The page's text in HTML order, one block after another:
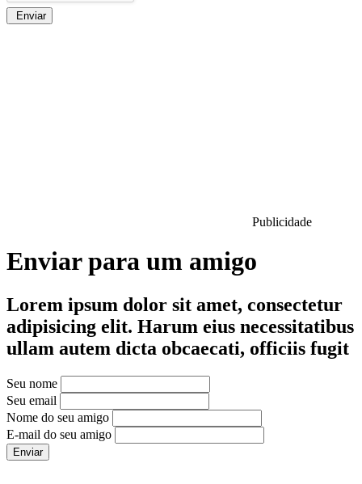
Enviar
Publicidade
Enviar para um amigo
Lorem ipsum dolor sit amet, consectetur
adipisicing elit. Harum eius necessitatibus
ullam autem dicta obcaecati, officiis fugit
Seu nome
Seu email
Nome do seu amigo
E-mail do seu amigo
Enviar